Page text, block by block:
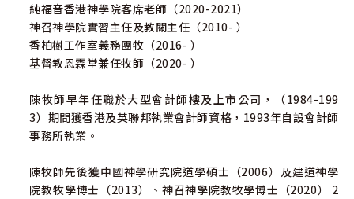
——司徒永富博士
純福音香港神學院客席老師（2020-2021）
神召神學院實習主任及教關主任（2010- ）
香柏樹工作室義務團牧（2016- ）
基督教恩霖堂兼任牧師（2020- ）
陳牧師早年任職於大型會計師樓及上市公司，（1984-199
3）期間獲香港及英聯邦執業會計師資格，1993年自設會計師
事務所執業。
陳牧師先後獲中國神學研究院道學碩士（2006）及建道神學
院教牧學博士（2013）、神召神學院教牧學博士（2020） 2